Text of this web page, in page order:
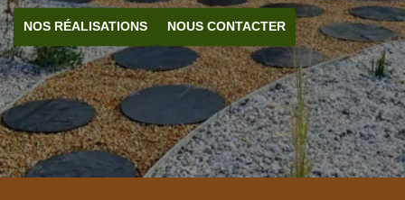
NOS RÉALISATIONS NOUS CONTACTER